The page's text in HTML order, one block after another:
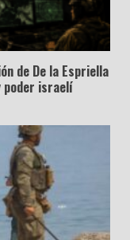
de De la Espriella
poder israelí